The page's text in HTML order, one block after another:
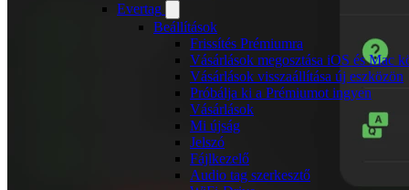
Evertag
Beállítások
Frissítés Prémiumra
Vásárlások megosztása iOS és Mac
Vásárlások visszaállítása új eszközön
Próbálja ki a Prémiumot ingyen
Vásárlások
Mi újság
Jelszó
Fájlkezelő
Audio tag szerkesztő